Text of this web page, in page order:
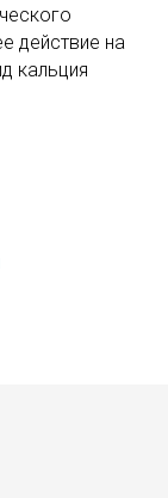
действие на
кальция